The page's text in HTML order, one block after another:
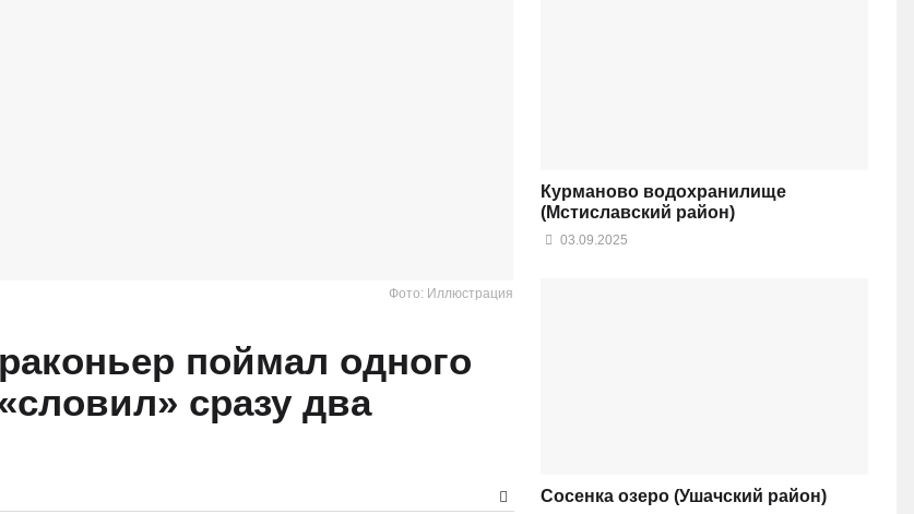
Фото: Иллюстрация
поймал одного
сразу два
Курманово водохранилище
(Мстиславский район)
03.09.2025
Сосенка озеро (Ушачский район)